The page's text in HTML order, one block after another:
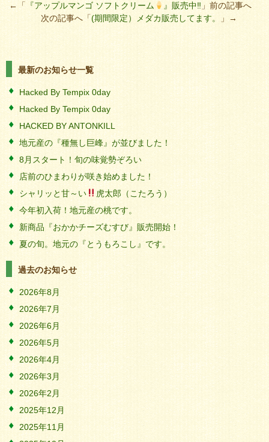
←「 『アップルマンゴ ソフトクリーム 』販売中‼︎ 」前の記事へ
次の記事へ「(期間限定）メダカ販売してます。 」→
最新のお知らせ一覧
Hacked By Tempix 0day
Hacked By Tempix 0day
HACKED BY ANTONKILL
地元産の『種無し巨峰』が並びました！
8月スタート！旬の味覚勢ぞろい
店前のひまわりが咲き始めました！
シャリッと甘～い
虎太郎（こたろう）
今年初入荷！地元産の桃です。
新商品『おかかチーズむすび』販売開始！
夏の旬。地元の『とうもろこし』です。
過去のお知らせ
2026年8月
2026年7月
2026年6月
2026年5月
2026年4月
2026年3月
2026年2月
2025年12月
2025年11月